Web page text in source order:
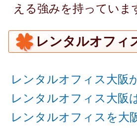
える強みを持っていま
レンタルオフィ
レンタルオフィス大阪
レンタルオフィス大阪
レンタルオフィスを大